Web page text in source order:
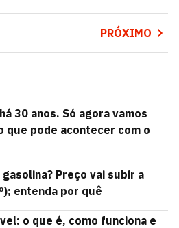
PRÓXIMO
30 anos. Só agora vamos
que pode acontecer com o
Preço vai subir a
entenda por quê
o que é, como funciona e